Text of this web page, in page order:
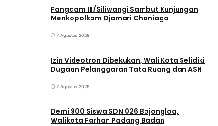
Pangdam III/Siliwangi Sambut Kunjungan
Menkopolkam Djamari Chaniago
7 Agustus 2026
Izin Videotron Dibekukan, Wali Kota Selidiki
Dugaan Pelanggaran Tata Ruang dan ASN
7 Agustus 2026
Demi 900 Siswa SDN 026 Bojongloa,
Walikota Farhan Padang Badan